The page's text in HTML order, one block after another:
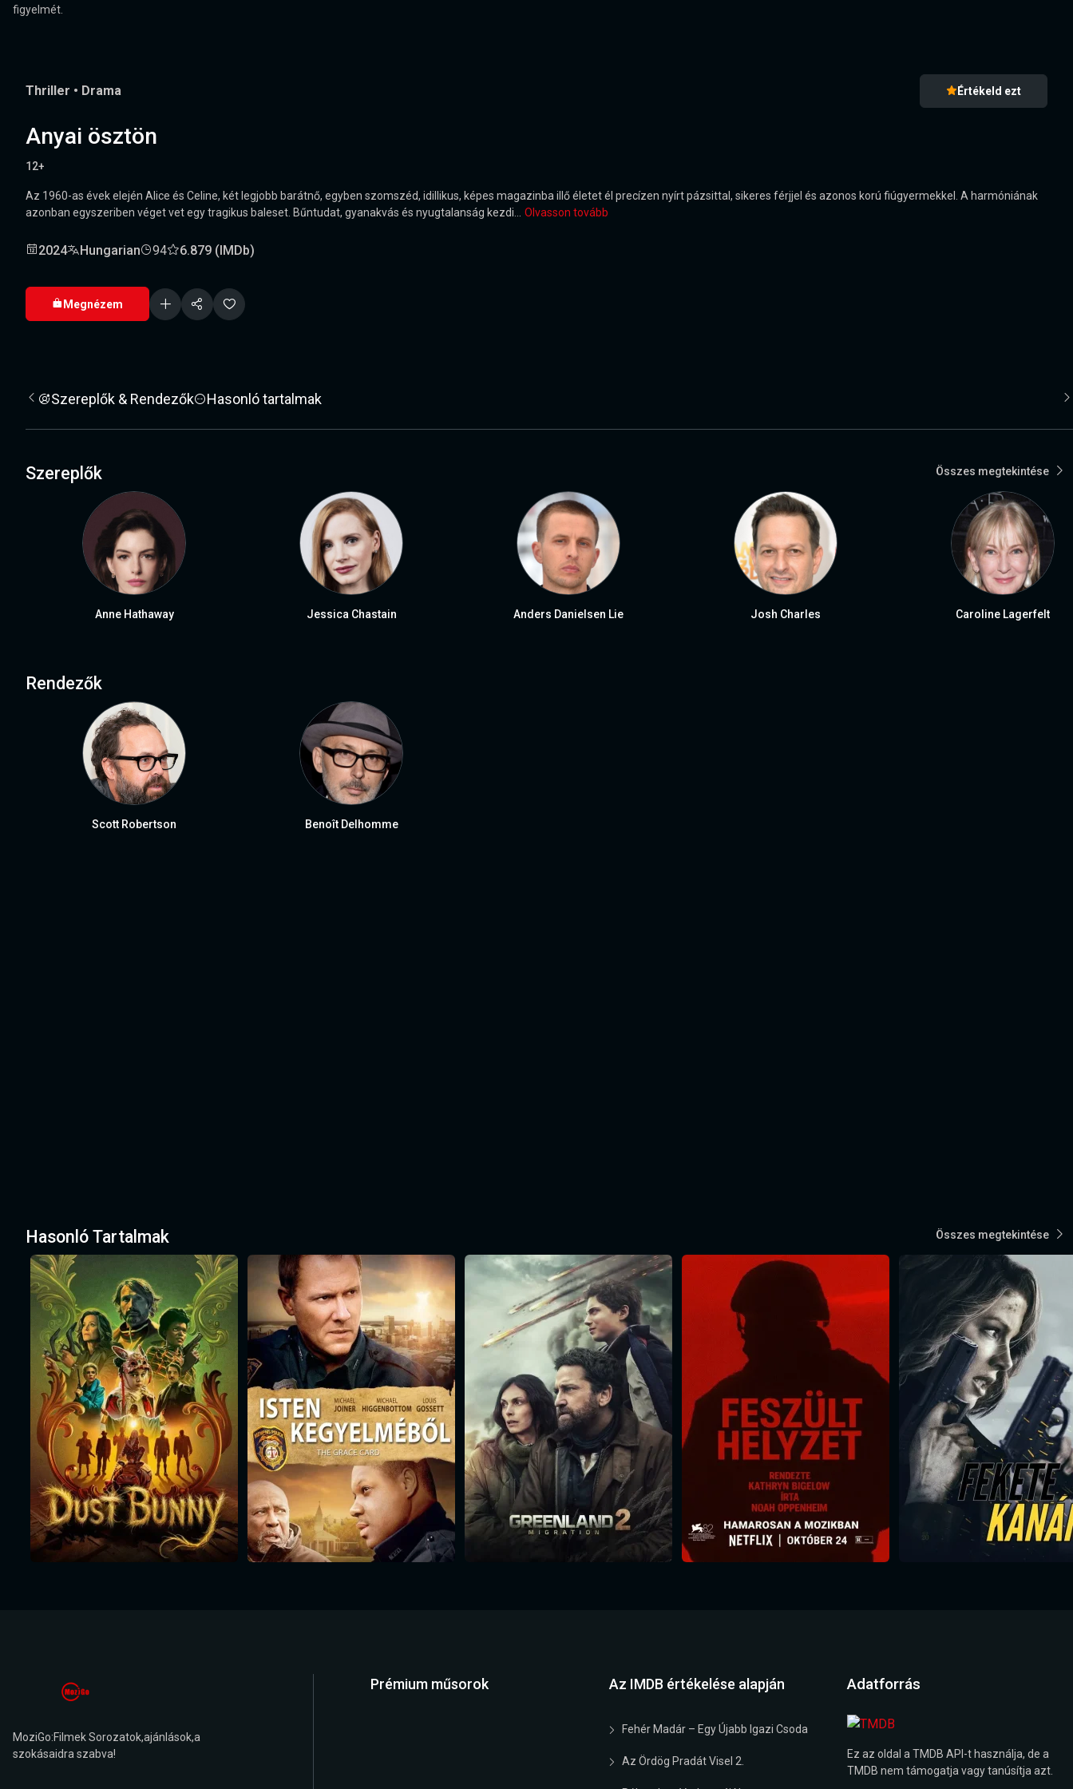
figyelmét.
Thriller • Drama Értékeld ezt
Anyai ösztön
12+
Az 1960-as évek elején Alice és Celine, két legjobb barátnő, egyben szomszéd, idillikus, képes magazinba illő életet él precízen nyírt pázsittal, sikeres férjjel és azonos korú fiúgyermekkel. A harmóniának
azonban egyszeriben véget vet egy tragikus baleset. Bűntudat, gyanakvás és nyugtalanság kezdi... Olvasson tovább
2024 Hungarian 94 6.879 (IMDb)
Megnézem
Szereplők & Rendezők Hasonló tartalmak
Szereplők Összes megtekintése
Anne Hathaway Jessica Chastain Anders Danielsen Lie Josh Charles Caroline Lagerfelt
Rendezők
Scott Robertson Benoît Delhomme
Hasonló Tartalmak Összes megtekintése
MoziGo:Filmek Sorozatok,ajánlások,a
szokásaidra szabva!
Prémium műsorok Az IMDB értékelése alapján
Fehér Madár – Egy Újabb Igazi Csoda
Az Ördög Pradát Visel 2.
Adatforrás
Ez az oldal a TMDB API-t használja, de a
TMDB nem támogatja vagy tanúsítja azt.